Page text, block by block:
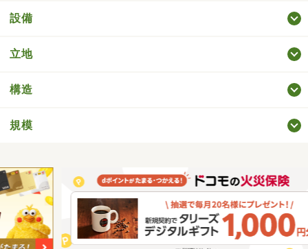
設備
立地
構造
規模